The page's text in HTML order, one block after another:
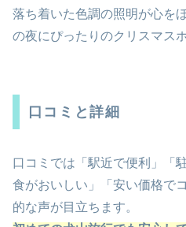
落ち着いた色調の照明が心を
の夜にぴったりのクリスマス
口コミと詳細
口コミでは「駅近で便利」「
食がおいしい」「安い価格で
的な声が目立ちます。